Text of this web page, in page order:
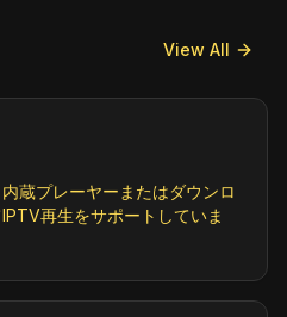
cjmall
cjospl
View All
蔵プレーヤーまたはダウンロ
再生をサポートしていま